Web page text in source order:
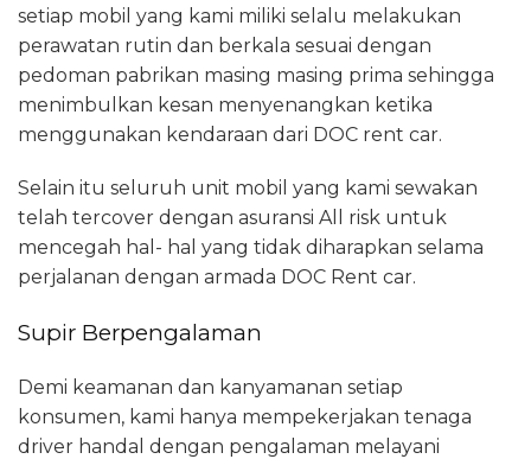
setiap mobil yang kami miliki selalu melakukan
perawatan rutin dan berkala sesuai dengan
pedoman pabrikan masing masing prima sehingga
menimbulkan kesan menyenangkan ketika
menggunakan kendaraan dari DOC rent car.
Selain itu seluruh unit mobil yang kami sewakan
telah tercover dengan asuransi All risk untuk
mencegah hal- hal yang tidak diharapkan selama
perjalanan dengan armada DOC Rent car.
Supir Berpengalaman
Demi keamanan dan kanyamanan setiap
konsumen, kami hanya mempekerjakan tenaga
driver handal dengan pengalaman melayani